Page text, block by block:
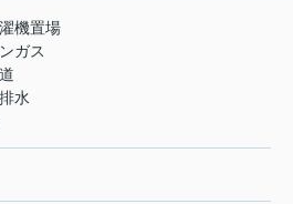
機置場
ガス
水